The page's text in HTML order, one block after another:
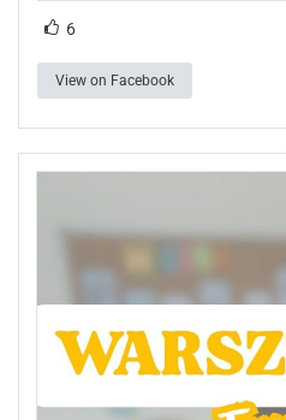
6
View on Facebook